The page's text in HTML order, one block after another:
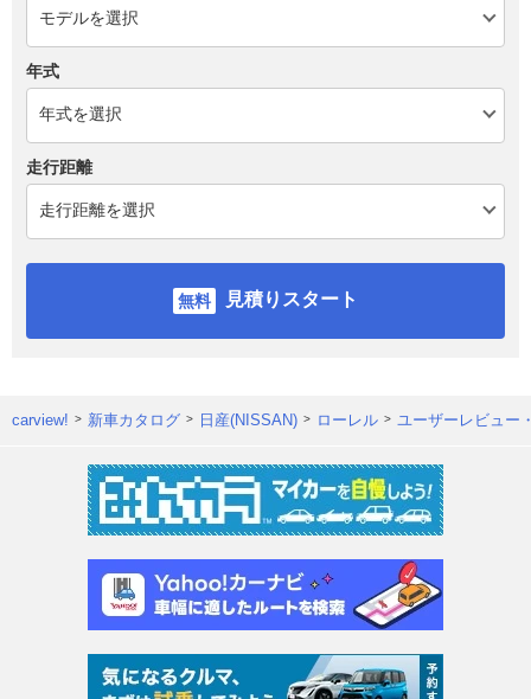
年式
走行距離
見積りスタート
carview! 新車カタログ 日産(NISSAN) ローレル ユーザーレビュー